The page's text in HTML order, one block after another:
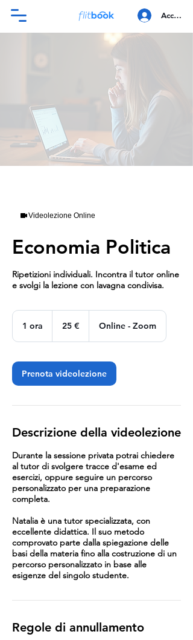
Accedi
Videolezione Online
Economia Politica
Ripetizioni individuali. Incontra il tutor online
e svolgi la lezione con lavagna condivisa.
1 ora 25 € Online - Zoom
Prenota videolezione
Descrizione della videolezione
Durante la sessione privata potrai chiedere
al tutor di svolgere tracce d'esame ed
esercizi, oppure seguire un percorso
personalizzato per una preparazione
completa.
Natalia è una tutor specializzata, con
eccellente didattica. Il suo metodo
comprovato parte dalla spiegazione delle
basi della materia fino alla costruzione di un
percorso personalizzato in base alle
esigenze del singolo studente.
Regole di annullamento